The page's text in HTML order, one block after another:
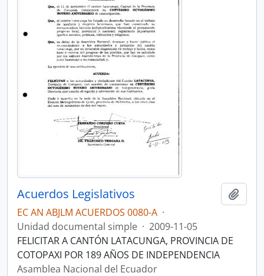
Acuerdos Legislativos
EC AN ABJLM ACUERDOS 0080-A ·
Unidad documental simple · 2009-11-05
FELICITAR A CANTÓN LATACUNGA, PROVINCIA DE
COTOPAXI POR 189 AÑOS DE INDEPENDENCIA
Asamblea Nacional del Ecuador